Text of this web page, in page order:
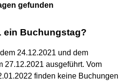
gefunden
ein Buchungstag?
24.12.2021 und dem
27.12.2021 ausgeführt. Vom
finden keine Buchungen